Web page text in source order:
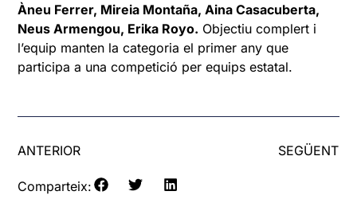
Àneu Ferrer, Mireia Montaña, Aina Casacuberta,
Neus Armengou, Erika Royo. Objectiu complert i
l’equip manten la categoria el primer any que
participa a una competició per equips estatal.
ANTERIOR SEGÜENT
Comparteix: